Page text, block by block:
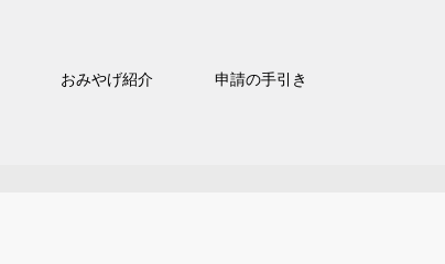
おみやげ紹介 申請の手引き